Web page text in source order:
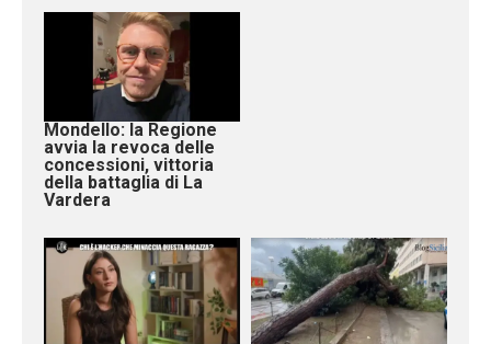
Mondello: la Regione
avvia la revoca delle
concessioni, vittoria
della battaglia di La
Vardera